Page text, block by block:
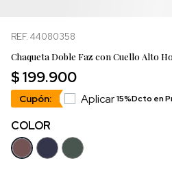
REF. 44080358
Chaqueta Doble Faz con Cuello Alto
$ 199.900
Cupón: Aplicar15%Dcto en
COLOR